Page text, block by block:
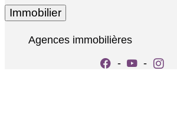
Immobilier
Agences immobilières
-
-